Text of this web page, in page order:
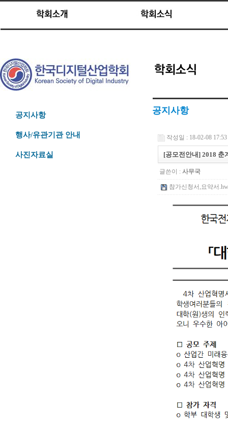
공지사항
행사/유관기관 안내
사진자료실
공지사항
작성일 : 18-02-08 17:53
[공모전안내] 2018 춘
글쓴이 : 사무국
참가신청서,요약서